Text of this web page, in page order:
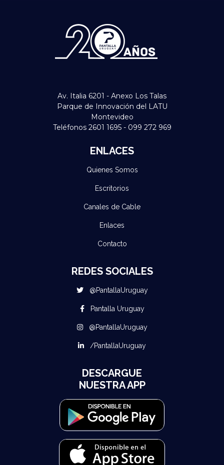
Av. Italia 6201 - Anexo Los Talas
Parque de Innovación del LATU
Montevideo
Teléfonos 2601 1695 - 099 272 969
ENLACES
Quienes Somos
Escritorios
Canales de Cable
Enlaces
Contacto
REDES SOCIALES
@PantallaUruguay
Pantalla Uruguay
@PantallaUruguay
/PantallaUruguay
DESCARGUE
NUESTRA APP